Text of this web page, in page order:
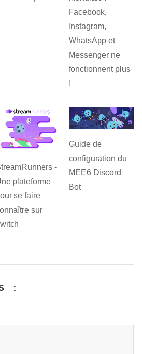
Facebook,
Instagram,
WhatsApp et
Messenger ne
fonctionnent plus
!
-
plateforme
se faire
sur
Guide de
configuration du
MEE6 Discord
Bot
: